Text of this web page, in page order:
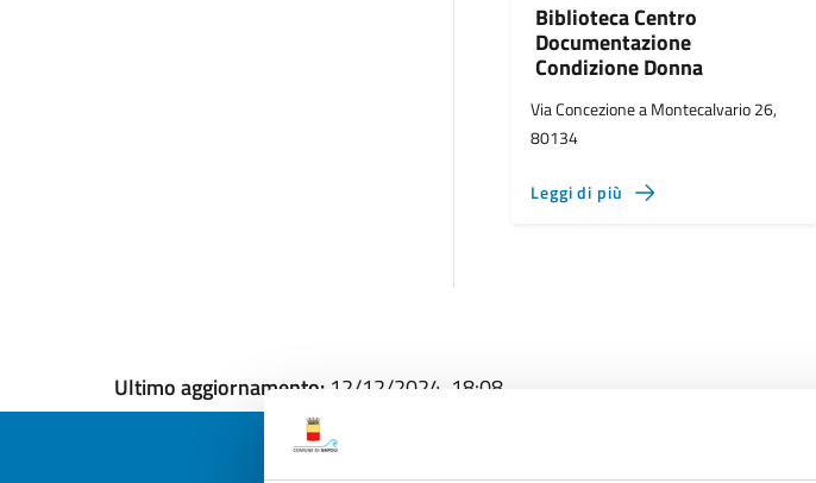
Biblioteca Centro
Documentazione
Condizione Donna
Via Concezione a Montecalvario 26,
80134
Leggi di più
Ultimo aggiornamento: 12/12/2024, 18:08